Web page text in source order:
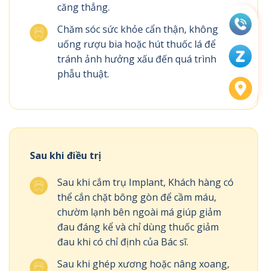
căng thẳng.
Chăm sóc sức khỏe cẩn thận, không
uống rượu bia hoặc hút thuốc lá để
tránh ảnh hưởng xấu đến quá trình
phẫu thuật.
Sau khi điều trị
Sau khi cắm trụ Implant, Khách hàng có
thể cắn chặt bông gòn để cầm máu,
chườm lạnh bên ngoài má giúp giảm
đau đáng kể và chỉ dùng thuốc giảm
đau khi có chỉ định của Bác sĩ.
Sau khi ghép xương hoặc nâng xoang,